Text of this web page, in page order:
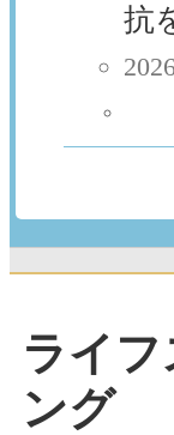
抗
ライ
ング